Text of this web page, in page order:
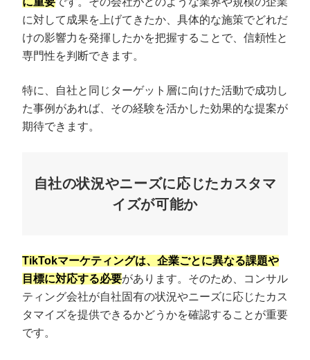
に対して成果を上げてきたか、具体的な施策でどれだ
けの影響力を発揮したかを把握することで、信頼性と
専門性を判断できます。
特に、自社と同じターゲット層に向けた活動で成功し
た事例があれば、その経験を活かした効果的な提案が
期待できます。
自社の状況やニーズに応じたカスタマ
イズが可能か
TikTokマーケティングは、企業ごとに異なる課題や
目標に対応する必要があります。そのため、コンサル
ティング会社が自社固有の状況やニーズに応じたカス
タマイズを提供できるかどうかを確認することが重要
です。